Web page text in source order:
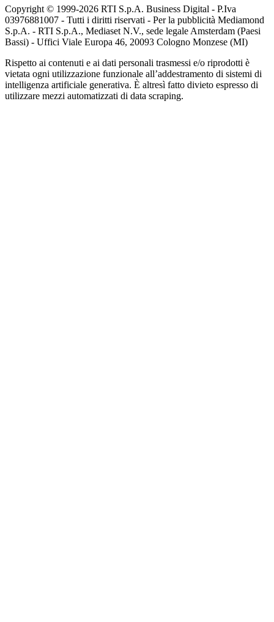
Copyright © 1999-2026 RTI S.p.A. Business Digital - P.Iva
03976881007 - Tutti i diritti riservati - Per la pubblicità Mediamond
S.p.A. - RTI S.p.A., Mediaset N.V., sede legale Amsterdam (Paesi
Bassi) - Uffici Viale Europa 46, 20093 Cologno Monzese (MI)
Rispetto ai contenuti e ai dati personali trasmessi e/o riprodotti è
vietata ogni utilizzazione funzionale all’addestramento di sistemi di
intelligenza artificiale generativa. È altresì fatto divieto espresso di
utilizzare mezzi automatizzati di data scraping.